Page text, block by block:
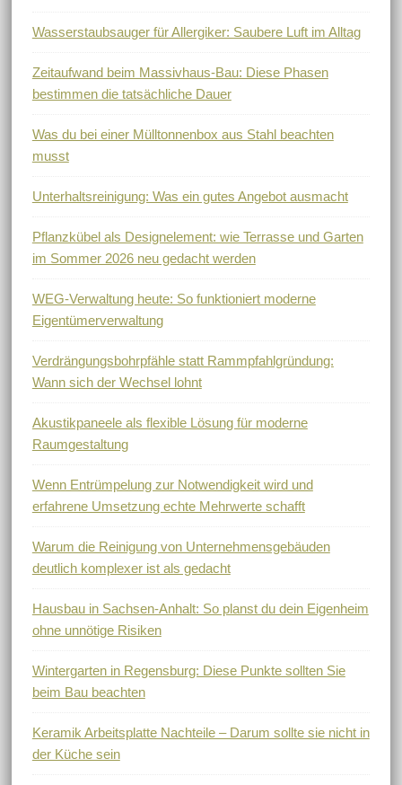
Wasserstaubsauger für Allergiker: Saubere Luft im Alltag
Zeitaufwand beim Massivhaus-Bau: Diese Phasen
bestimmen die tatsächliche Dauer
Was du bei einer Mülltonnenbox aus Stahl beachten
musst
Unterhaltsreinigung: Was ein gutes Angebot ausmacht
Pflanzkübel als Designelement: wie Terrasse und Garten
im Sommer 2026 neu gedacht werden
WEG-Verwaltung heute: So funktioniert moderne
Eigentümerverwaltung
Verdrängungsbohrpfähle statt Rammpfahlgründung:
Wann sich der Wechsel lohnt
Akustikpaneele als flexible Lösung für moderne
Raumgestaltung
Wenn Entrümpelung zur Notwendigkeit wird und
erfahrene Umsetzung echte Mehrwerte schafft
Warum die Reinigung von Unternehmensgebäuden
deutlich komplexer ist als gedacht
Hausbau in Sachsen-Anhalt: So planst du dein Eigenheim
ohne unnötige Risiken
Wintergarten in Regensburg: Diese Punkte sollten Sie
beim Bau beachten
Keramik Arbeitsplatte Nachteile – Darum sollte sie nicht in
der Küche sein